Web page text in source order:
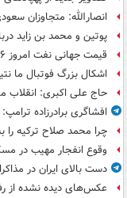
انصارالله: متجاوزان
پوتین و محمد بن زاید
قیمت جهانی نفت امروز ۱۶ مرداد
اشکال بزرگ فوتبال ما
حاج علی اکبری:
افشاگری برادرزاده
چرا محمد صلاح ترکیه را
وقوع انفجار مهیب در
دست بالای ایران در
عکس‌های دیده نشده از